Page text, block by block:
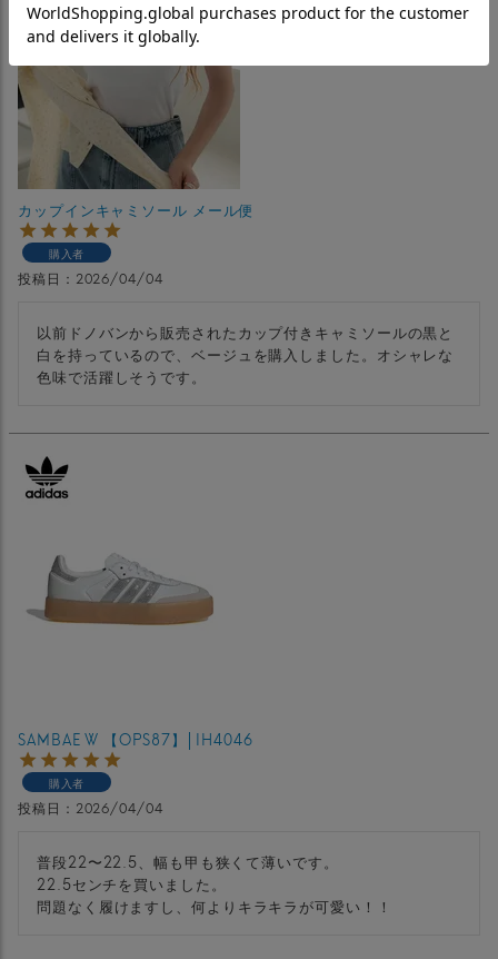
カップインキャミソール メール便
購入者
投稿日 2026/04/04
以前ドノバンから販売されたカップ付きキャミソールの黒と
白を持っているので、ベージュを購入しました。オシャレな
色味で活躍しそうです。
SAMBAE W 【OPS87】│IH4046
購入者
投稿日 2026/04/04
普段22〜22.5、幅も甲も狭くて薄いです。
22.5センチを買いました。
問題なく履けますし、何よりキラキラが可愛い！！